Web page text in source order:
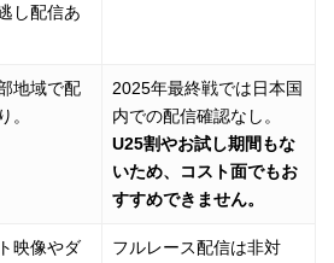
し配信あ
地域で配
。
2025年最終戦では日本国
内での配信確認なし。
U25割やお試し期間もな
いため、コスト面でもお
すすめできません。
映像やダ
フルレース配信は非対